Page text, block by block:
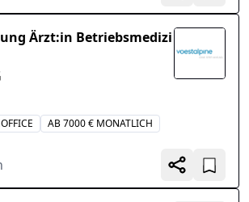
Ärzt:in Betriebsmedizi
AB 7000 € MONATLICH